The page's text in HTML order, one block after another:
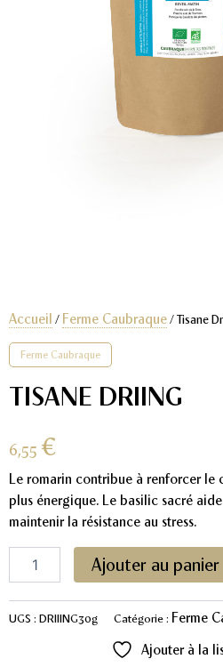
Accueil / Ferme Caubraque/ Tisane
Ferme Caubraque
TISANE DRIING
6,55 €
Le romarin contribue à renforcer le
plus énergique. Le basilic sacré
maintenir la résistance au stress.
Ajouter au panier
UGS : DRIIING30g Catégorie : Ferme
Ajouter à la